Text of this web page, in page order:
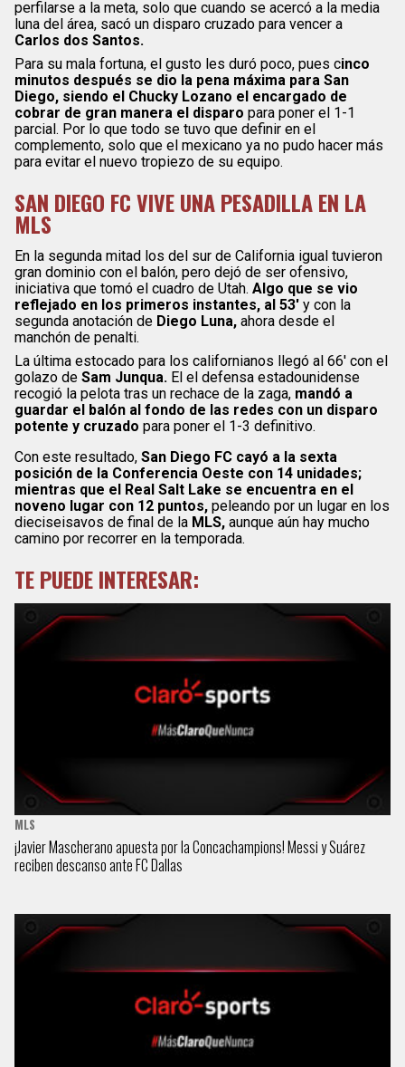
perfilarse a la meta, solo que cuando se acercó a la media
luna del área, sacó un disparo cruzado para vencer a
Carlos dos Santos.
Para su mala fortuna, el gusto les duró poco, pues cinco
minutos después se dio la pena máxima para San
Diego, siendo el Chucky Lozano el encargado de
cobrar de gran manera el disparo para poner el 1-1
parcial. Por lo que todo se tuvo que definir en el
complemento, solo que el mexicano ya no pudo hacer más
para evitar el nuevo tropiezo de su equipo.
SAN DIEGO FC VIVE UNA PESADILLA EN LA
MLS
En la segunda mitad los del sur de California igual tuvieron
gran dominio con el balón, pero dejó de ser ofensivo,
iniciativa que tomó el cuadro de Utah. Algo que se vio
reflejado en los primeros instantes, al 53′ y con la
segunda anotación de Diego Luna, ahora desde el
manchón de penalti.
La última estocado para los californianos llegó al 66′ con el
golazo de Sam Junqua. El el defensa estadounidense
recogió la pelota tras un rechace de la zaga, mandó a
guardar el balón al fondo de las redes con un disparo
potente y cruzado para poner el 1-3 definitivo.
Con este resultado, San Diego FC cayó a la sexta
posición de la Conferencia Oeste con 14 unidades;
mientras que el Real Salt Lake se encuentra en el
noveno lugar con 12 puntos, peleando por un lugar en los
dieciseisavos de final de la MLS, aunque aún hay mucho
camino por recorrer en la temporada.
TE PUEDE INTERESAR:
MLS
¡Javier Mascherano apuesta por la Concachampions! Messi y Suárez
reciben descanso ante FC Dallas